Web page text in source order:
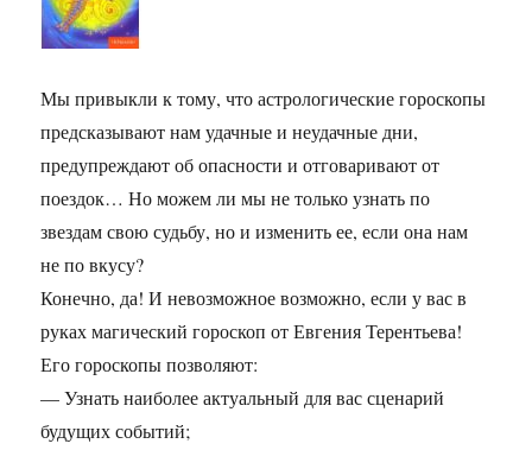
Мы привыкли к тому, что астрологические гороскопы
предсказывают нам удачные и неудачные дни,
предупреждают об опасности и отговаривают от
поездок… Но можем ли мы не только узнать по
звездам свою судьбу, но и изменить ее, если она нам
не по вкусу?
Конечно, да! И невозможное возможно, если у вас в
руках магический гороскоп от Евгения Терентьева!
Его гороскопы позволяют:
— Узнать наиболее актуальный для вас сценарий
будущих событий;